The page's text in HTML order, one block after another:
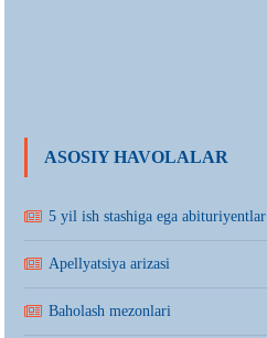
ASOSIY HAVOLALAR
5 yil ish stashiga ega abituriyentlar
Apellyatsiya arizasi
Baholash mezonlari